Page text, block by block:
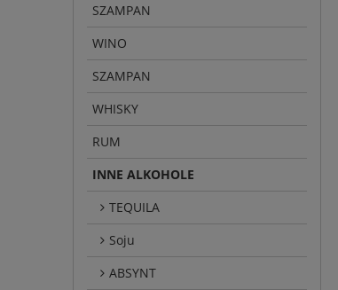
SZAMPAN
WINO
SZAMPAN
WHISKY
RUM
INNE ALKOHOLE
TEQUILA
Soju
ABSYNT